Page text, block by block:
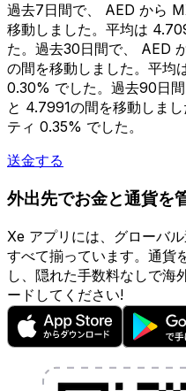
過去7日間で、 AED から
移動しました。平均は
た。過去30日間で、 AED
の間を移動しました。平均
0.30% でした。過去90日
と 4.7991の間を移動しま
ティ 0.35% でした。
送金する
外出先でお金と通貨を
Xe アプリには、グローバ
すべて揃っています。通貨
し、隠れた手数料なしで海
ードしてください!